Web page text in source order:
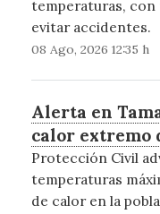
temperaturas, con
evitar accidentes.
08 Ago, 2026 12:35 h
Alerta en
calor extremo
Protección Civil
temperaturas
de calor en la